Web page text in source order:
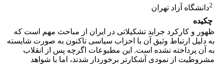
2دانشگاه آزاد تهران
چکیده
ظهور و کارکرد جراید تشکیلاتی در ایران از مباحث مهم است که
به دلیل ارتباط وثیق آن با احزاب سیاسی تاکنون به صورت شایسته
به آن پرداخته نشده است. این مطبوعات اگرچه پس از انقلاب
مشروطیت از نمودی آشکارتر برخوردار شدند، اما با شواهد